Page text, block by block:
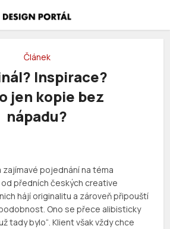
Článek
Inspirace?
jen kopie bez
nápadu?
pojednání na téma
předních českých creative
hájí originalitu a zároveň připouští
Ono se přece alibisticky
tady bylo“. Klient však vždy chce